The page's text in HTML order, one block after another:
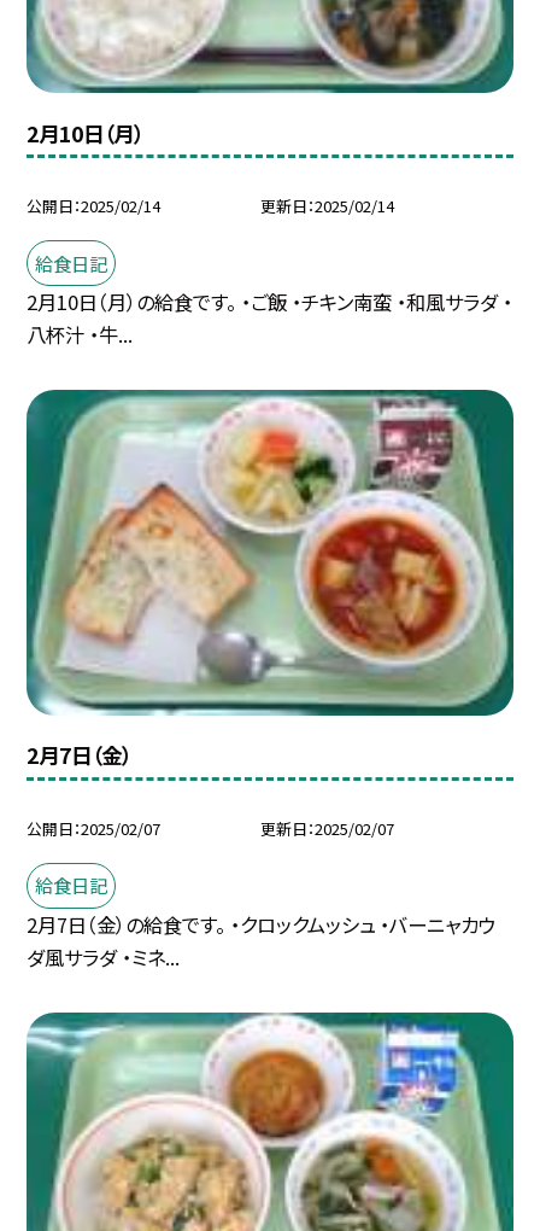
2月10日（月）
公開日 2025/02/14 更新日 2025/02/14
給食日記
2月10日（月）の給食です。 ・ご飯 ・チキン南蛮 ・和風サラダ ・
八杯汁 ・牛...
2月7日（金）
公開日 2025/02/07 更新日 2025/02/07
給食日記
2月7日（金）の給食です。 ・クロックムッシュ ・バーニャカウ
ダ風サラダ ・ミネ...